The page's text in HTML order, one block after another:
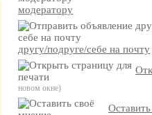
модератору
другу/подруге/себе на почту
новом окне)